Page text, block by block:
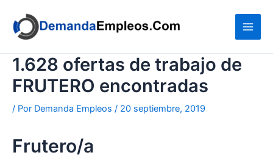
contenido
1.628 ofertas de trabajo de
FRUTERO encontradas
/ Por Demanda Empleos / 20 septiembre, 2019
Frutero/a